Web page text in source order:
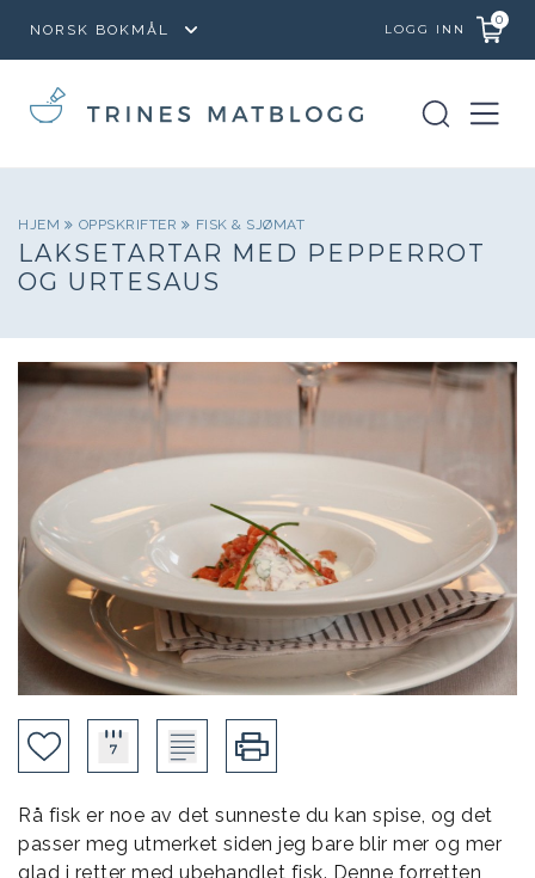
LOGG INN
0
HJEM OPPSKRIFTER FISK & SJØMAT
LAKSETARTAR MED PEPPERROT
OG URTESAUS
Rå fisk er noe av det sunneste du kan spise, og det
passer meg utmerket siden jeg bare blir mer og mer
glad i retter med ubehandlet fisk. Denne forretten